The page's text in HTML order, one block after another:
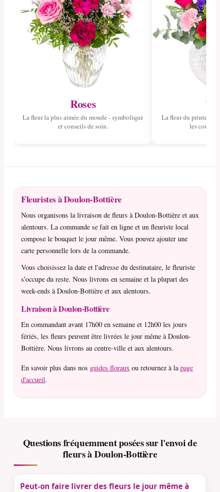
Roses
La fleur la plus aimée du monde - symbolique
et conseils de soin.
La fleur du
les
Fleuristes à Doulon-Bottière
Nous organisons la livraison de fleurs à Doulon-Bottière et aux
alentours. La commande se fait en ligne et un fleuriste local
compose le bouquet le jour même. Vous pouvez ajouter une
carte personnelle lors de la commande.
Vous choisissez la date et l'adresse du destinataire, le fleuriste
s'occupe du reste. Nous livrons en semaine et la plupart des
week-ends à Doulon-Bottière et aux alentours.
Livraison à Doulon-Bottière
En commandant avant 17h00 en semaine et 12h00 les jours
fériés, les fleurs peuvent être livrées le jour même à Doulon-
Bottière. Nous livrons au centre-ville et aux alentours.
En savoir plus dans nos guides floraux ou retournez à lapage
d'accueil.
Questions fréquemment posées sur l'envoi de
fleurs à Doulon-Bottière
Peut-on faire livrer des fleurs le jour même à